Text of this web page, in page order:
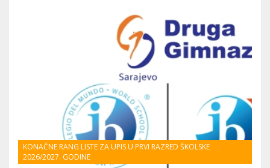
KONAČNE RANG LISTE ZA UPIS U PRVI RAZRED ŠKOLSKE
2026/2027. GODINE